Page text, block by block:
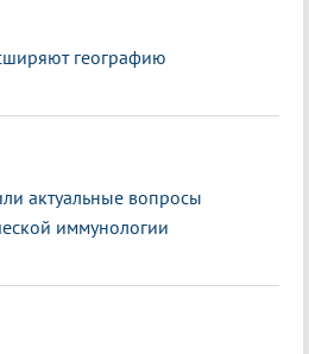
географию
актуальные вопросы
иммунологии